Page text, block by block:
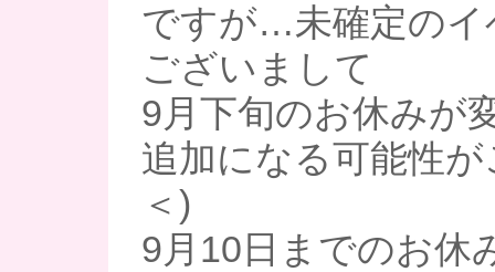
ですが…未確定のイ
ございまして
9月下旬のお休みが
追加になる可能性
＜)
9月10日までのお休